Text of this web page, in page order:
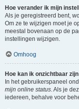
Hoe verander ik mijn
Als je geregistreerd bent,
Om ze te wijzigen moet je
meestal bovenaan op de
instellingen wijzigen.
Omhoog
Hoe kan ik onzichtbaar
In het gebruikerspaneel
mijn online status. Als je
iedereen, behalve voor